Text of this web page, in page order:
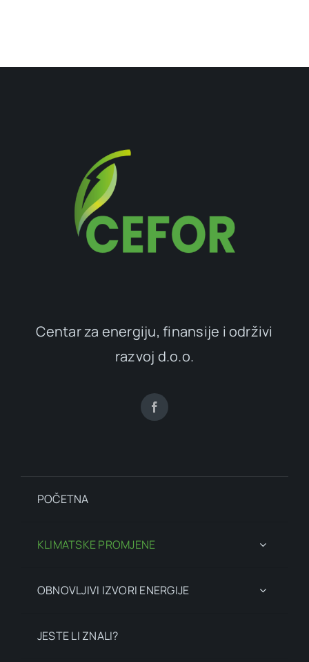
Centar za energiju, finansije i održivi
razvoj d.o.o.
POČETNA
KLIMATSKE PROMJENE
OBNOVLJIVI IZVORI ENERGIJE
JESTE LI ZNALI?